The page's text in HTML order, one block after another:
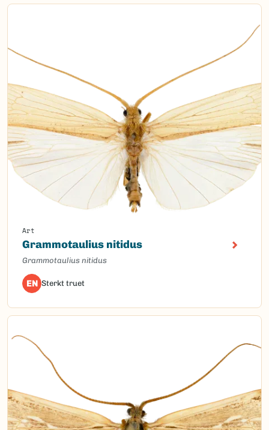
Art
Grammotaulius nitidus
Grammotaulius nitidus
EN Sterkt truet